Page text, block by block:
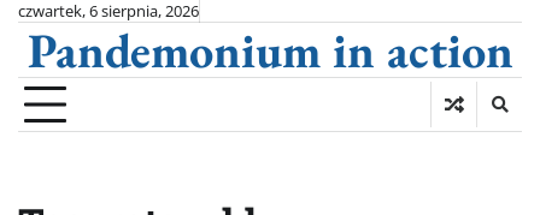
Skip
content
czwartek, 6 sierpnia, 2026
Pandemonium in action